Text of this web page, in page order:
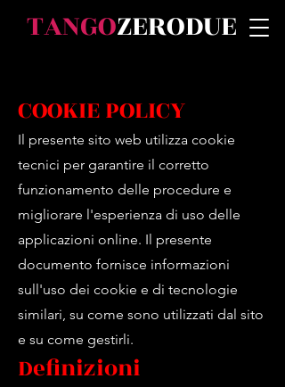
TANGOZERODUE
COOKIE POLICY
Il presente sito web utilizza cookie
tecnici per garantire il corretto
funzionamento delle procedure e
migliorare l'esperienza di uso delle
applicazioni online. Il presente
documento fornisce informazioni
sull'uso dei cookie e di tecnologie
similari, su come sono utilizzati dal sito
e su come gestirli.
Definizioni